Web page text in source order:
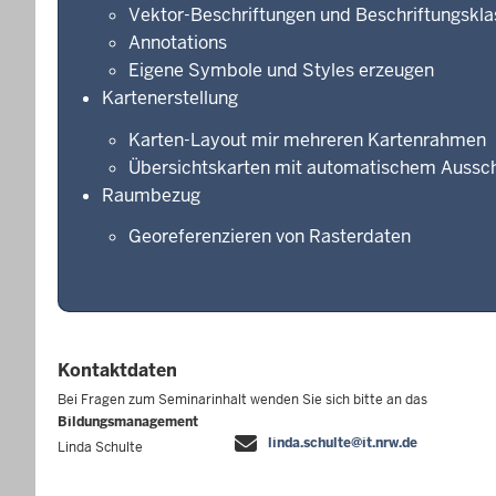
Vektor-Beschriftungen und
Annotations
Eigene Symbole und Styles erzeugen
Kartenerstellung
Karten-Layout mir mehreren Kartenrahmen
Übersichtskarten mit automatischem
Raumbezug
Georeferenzieren von Rasterdaten
Kontaktdaten
Bei Fragen zum Seminarinhalt wenden Sie sich bitte an das
Bildungsmanagement
Linda Schulte
linda.schulte@it.nrw.de